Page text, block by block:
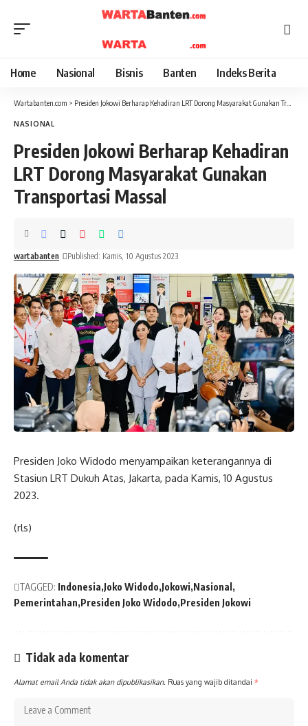
Home Nasional Bisnis Banten Indeks Berita
Wartabanten.com > Presiden Jokowi Berharap Kehadiran LRT Dorong Masyarakat Gunakan Transportasi Massal
NASIONAL
Presiden Jokowi Berharap Kehadiran
LRT Dorong Masyarakat Gunakan
Transportasi Massal
wartabanten Published: Kamis, 10 Agustus 2023
Presiden Joko Widodo menyampaikan keterangannya di
Stasiun LRT Dukuh Atas, Jakarta, pada Kamis, 10 Agustus
2023.
(rls)
TAGGED: Indonesia Joko Widodo Jokowi Nasional
Pemerintahan Presiden Joko Widodo Presiden Jokowi
Tidak ada komentar
Alamat email Anda tidak akan dipublikasikan. Ruas yang wajib ditandai *